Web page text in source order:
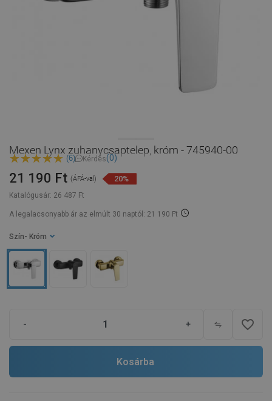
Mexen Lynx zuhanycsaptelep, króm - 745940-00
(6) Kérdés(0)
Katalógusár: 26 487 Ft
21 190 Ft (ÁFÁ-val) 20%
A legalacsonyabb ár az elmúlt 30 naptól: 21 190 Ft
Szín - Króm
- + favorite_border
Kosárba